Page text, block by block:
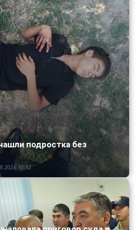
подростка без
10:12